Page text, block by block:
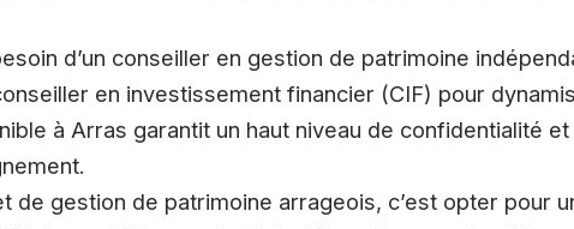
d’un conseiller en gestion de patrimoine
en investissement financier (CIF) pour
à Arras garantit un haut niveau de confidentialité
de gestion de patrimoine arrageois, c’est opter pour